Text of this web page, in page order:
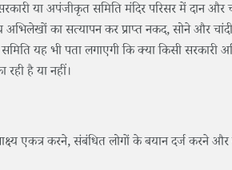
या अपंजीकृत समिति मंदिर परिसर में दान और
का सत्यापन कर प्राप्त नकद, सोने और चांदी
यह भी पता लगाएगी कि क्या किसी सरकारी
है या नहीं।
एकत्र करने, संबंधित लोगों के बयान दर्ज करने